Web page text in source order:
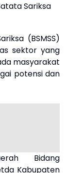
Sariksa
(BSMSS)
sektor yang
masyarakat
potensi dan
Bidang
Kabupaten